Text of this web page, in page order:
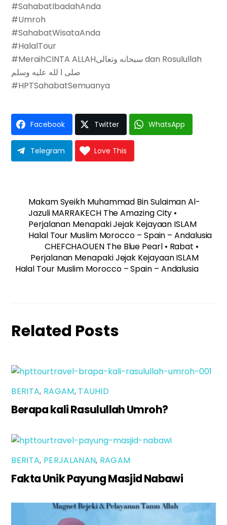
#SahabatIbadahAnda
#Umroh
#SahabatWisataAnda
#HalalTour
#MeraihCINTA ALLAHسبحانه وتعالى dan Rosulullah
صلى ا لله عليه وسلم
#HPTSahabatSemuanya
Facebook Twitter WhatsApp
Telegram Love This
Makam Syeikh Muhammad Bin Sulaiman Al-
Jazuli MARRAKECH The Amazing City •
Perjalanan Menapaki Jejak Kejayaan ISLAM
Halal Tour Muslim Morocco – Spain – Andalusia
CHEFCHAOUEN The Blue Pearl • Rabat •
Perjalanan Menapaki Jejak Kejayaan ISLAM
Halal Tour Muslim Morocco – Spain – Andalusia
Related Posts
BERITA, RAGAM, TAUHID
Berapa kali Rasulullah Umroh?
BERITA, PERJALANAN, RAGAM
Fakta Unik Payung Masjid Nabawi